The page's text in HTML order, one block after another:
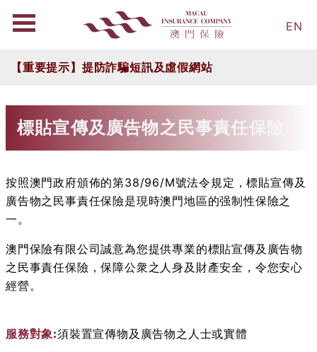
EN
【重要提示】提防詐騙短訊及虛假網站
標貼宣傳及廣告物之民事責任保險
按照澳門政府頒佈的第38/96/M號法令規定，標貼宣傳及
廣告物之民事責任保險是現時澳門地區的强制性保險之
一。
澳門保險有限公司誠意為您提供專業的標貼宣傳及廣告物
之民事責任保險，保障公衆之人身及財產安全，令您安心
經營。
服務對象:須裝置宣傳物及廣告物之人士或實體